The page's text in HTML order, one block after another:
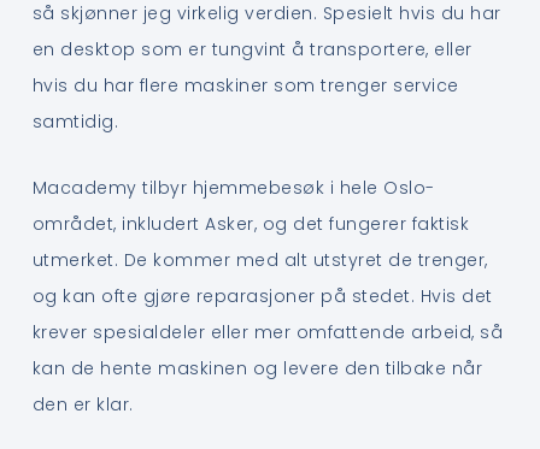
så skjønner jeg virkelig verdien. Spesielt hvis du har
en desktop som er tungvint å transportere, eller
hvis du har flere maskiner som trenger service
samtidig.
Macademy tilbyr hjemmebesøk i hele Oslo-
området, inkludert Asker, og det fungerer faktisk
utmerket. De kommer med alt utstyret de trenger,
og kan ofte gjøre reparasjoner på stedet. Hvis det
krever spesialdeler eller mer omfattende arbeid, så
kan de hente maskinen og levere den tilbake når
den er klar.